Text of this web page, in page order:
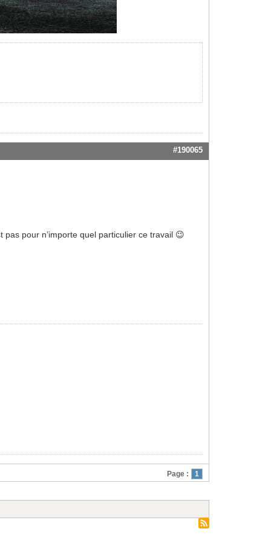
#190065
pas pour n’importe quel particulier ce travail 😉
Page : 1